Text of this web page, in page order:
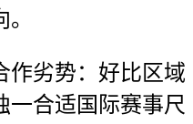
劣势：好比区域
一合适国际赛事尺